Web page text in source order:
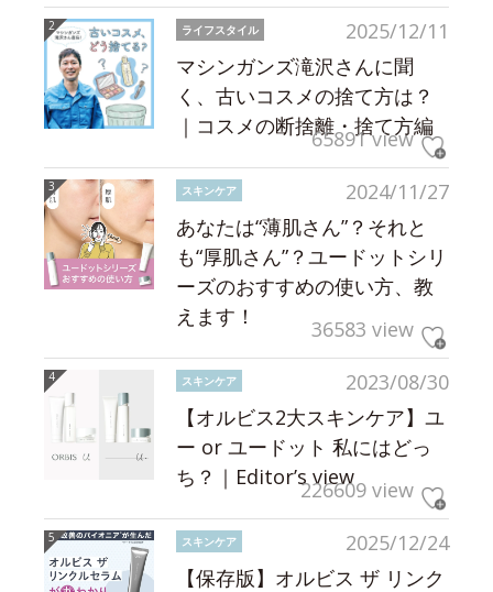
2025/12/11
ライフスタイル
マシンガンズ滝沢さんに聞
く、古いコスメの捨て方は？
｜コスメの断捨離・捨て方編
65891 view
2024/11/27
スキンケア
あなたは“薄肌さん”？それと
も“厚肌さん”？ユードットシリ
ーズのおすすめの使い方、教
えます！
36583 view
2023/08/30
スキンケア
【オルビス2大スキンケア】ユ
ー or ユードット 私にはどっ
ち？｜Editor’s view226609 view
2025/12/24
スキンケア
【保存版】オルビス ザ リンク